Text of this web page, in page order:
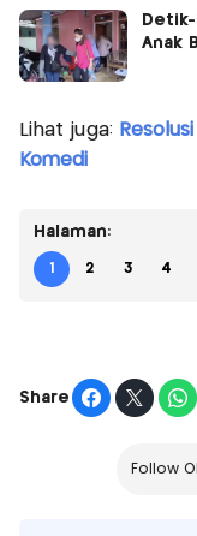
Anak
Lihat juga:
Komedi
Halaman:
1 2 3 4
Share
Follow